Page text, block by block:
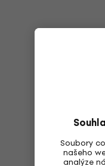
Soubory
našeho
analýze